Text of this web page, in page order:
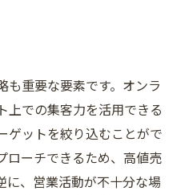
も重要な要素です。オンラ
上での集客力を活用できる
ゲットを絞り込むことがで
ローチできるため、高値売
に、営業活動が不十分な場